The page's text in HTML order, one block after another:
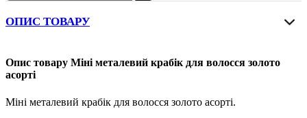
ОПИС ТОВАРУ
Опис товару Міні металевий крабік для волосся золото
асорті
Міні металевий крабік для волосся золото асорті.